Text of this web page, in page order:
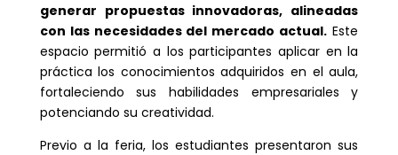
generar propuestas innovadoras, alineadas
con las necesidades del mercado actual. Este
espacio permitió a los participantes aplicar en la
práctica los conocimientos adquiridos en el aula,
fortaleciendo sus habilidades empresariales y
potenciando su creatividad.
Previo a la feria, los estudiantes presentaron sus